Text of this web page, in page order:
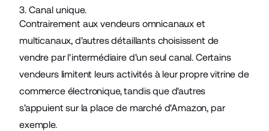
3. Canal unique.
Contrairement aux vendeurs omnicanaux et
multicanaux, d'autres détaillants choisissent de
vendre par l'intermédiaire d'un seul canal. Certains
vendeurs limitent leurs activités à leur propre vitrine de
commerce électronique, tandis que d'autres
s'appuient sur la place de marché d'Amazon, par
exemple.